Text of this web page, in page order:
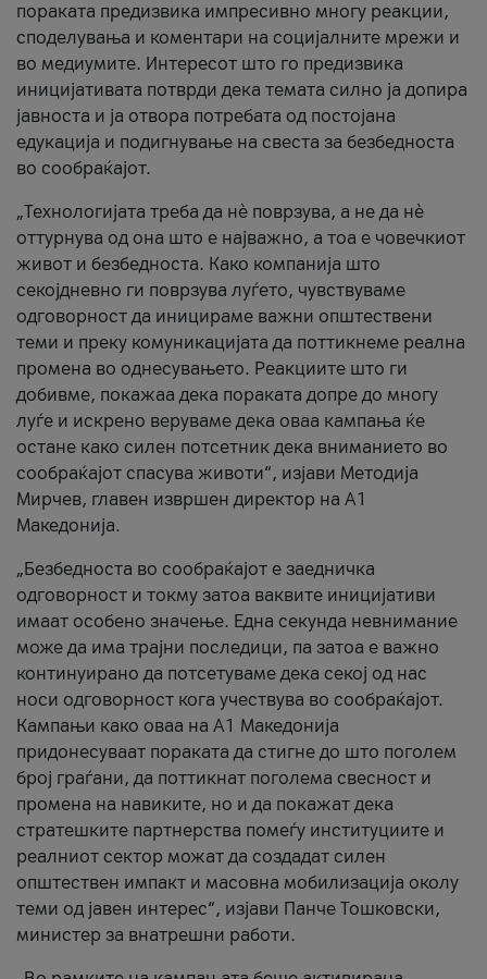
пораката предизвика импресивно многу реакции,
споделувања и коментари на социјалните мрежи и
во медиумите. Интересот што го предизвика
иницијативата потврди дека темата силно ја допира
јавноста и ја отвора потребата од постојана
едукација и подигнување на свеста за безбедноста
во сообраќајот.
„Технологијата треба да нè поврзува, а не да нè
оттурнува од она што е најважно, а тоа е човечкиот
живот и безбедноста. Како компанија што
секојдневно ги поврзува луѓето, чувствуваме
одговорност да иницираме важни општествени
теми и преку комуникацијата да поттикнеме реална
промена во однесувањето. Реакциите што ги
добивме, покажаа дека пораката допре до многу
луѓе и искрено веруваме дека оваа кампања ќе
остане како силен потсетник дека вниманието во
сообраќајот спасува животи“, изјави Методија
Мирчев, главен извршен директор на А1
Македонија.
„Безбедноста во сообраќајот е заедничка
одговорност и токму затоа ваквите иницијативи
имаат особено значење. Една секунда невнимание
може да има трајни последици, па затоа е важно
континуирано да потсетуваме дека секој од нас
носи одговорност кога учествува во сообраќајот.
Кампањи како оваа на A1 Македонија
придонесуваат пораката да стигне до што поголем
број граѓани, да поттикнат поголема свесност и
промена на навиките, но и да покажат дека
стратешките партнерства помеѓу институциите и
реалниот сектор можат да создадат силен
општествен импакт и масовна мобилизација околу
теми од јавен интерес“, изјави Панче Тошковски,
министер за внатрешни работи.